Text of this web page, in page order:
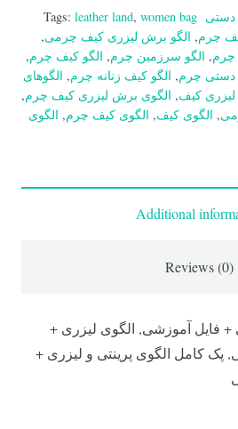
Tags:leather land,women bag
چرم, الگو برش لیزری کیف چرمی,
چرم, الگو سرزمین چرم, الگو کیف چرم,
دستی چرم, الگو کیف زنانه چرم, الگوهای
کیف, الگوی برش لیزری کیف چرم,
, الگوی کیف, الگوی کیف چرم, الگوی
Additional
Reviews (0)
+ فایل آموزشی, الگوی لیزری +
پک کامل الگوی پرینتی و لیزری +